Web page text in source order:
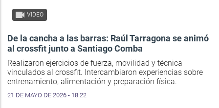
VIDEO
De la cancha a las barras: Raúl Tarragona se animó
al crossfit junto a Santiago Comba
Realizaron ejercicios de fuerza, movilidad y técnica
vinculados al crossfit. Intercambiaron experiencias sobre
entrenamiento, alimentación y preparación física.
21 DE MAYO DE 2026 - 18:22